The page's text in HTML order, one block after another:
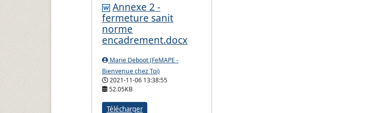
Annexe 2 -
fermeture sanit
norme
encadrement.docx
Marie Deboot (FeMAPE -
Bienvenue chez Toi)
2021-11-06 13:38:55
52.05KB
Télécharger